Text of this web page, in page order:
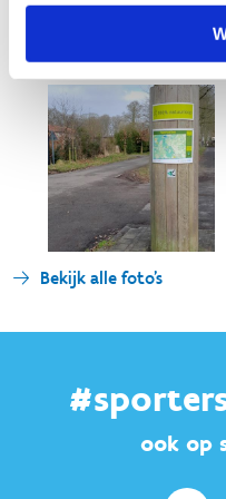
Bekijk alle foto's
ook op